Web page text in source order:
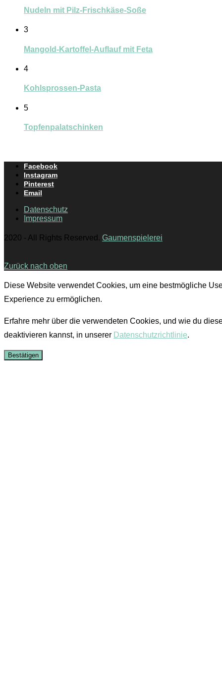
Nudeln mit Pilz-Frischkäse-Soße
3
Mangold-Kartoffel-Auflauf mit Feta
4
Kohlsprossen-Pasta
5
Topfenpalatschinken
Facebook
Instagram
Pinterest
Email
Datenschutz
Impressum
2020 - All Rights Reserved. Gaumenspielerei
Zurück nach oben
Diese Website verwendet Cookies, um eine bestmögliche
Experience zu ermöglichen.
Erfahre mehr über die verwendeten Cookies, und wie du
deaktivieren kannst, in unserer Datenschutzrichtlinie.
Bestätigen